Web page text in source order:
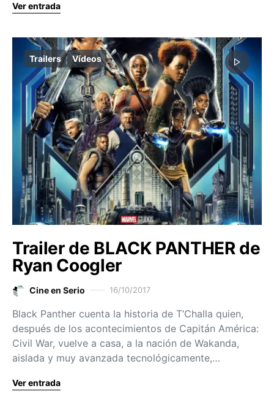
Ver entrada
Trailers Vídeos
Trailer de BLACK PANTHER de
Ryan Coogler
Cine en Serio 16/10/2017
Black Panther cuenta la historia de T’Challa quien,
después de los acontecimientos de Capitán América:
Civil War, vuelve a casa, a la nación de Wakanda,
aislada y muy avanzada tecnológicamente,…
Ver entrada